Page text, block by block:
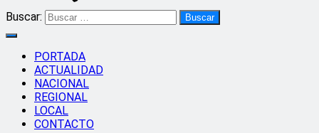
Buscar:
PORTADA
ACTUALIDAD
NACIONAL
REGIONAL
LOCAL
CONTACTO